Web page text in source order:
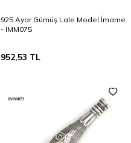
925 Ayar Gümüş Lale Model İmame
- IMM075
952,53 TL